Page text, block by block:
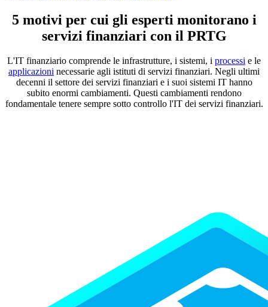
5 motivi per cui gli esperti monitorano i
servizi finanziari con il PRTG
L'IT finanziario comprende le infrastrutture, i sistemi, i processi e le
applicazioni necessarie agli istituti di servizi finanziari. Negli ultimi
decenni il settore dei servizi finanziari e i suoi sistemi IT hanno
subito enormi cambiamenti. Questi cambiamenti rendono
fondamentale tenere sempre sotto controllo l'IT dei servizi finanziari.